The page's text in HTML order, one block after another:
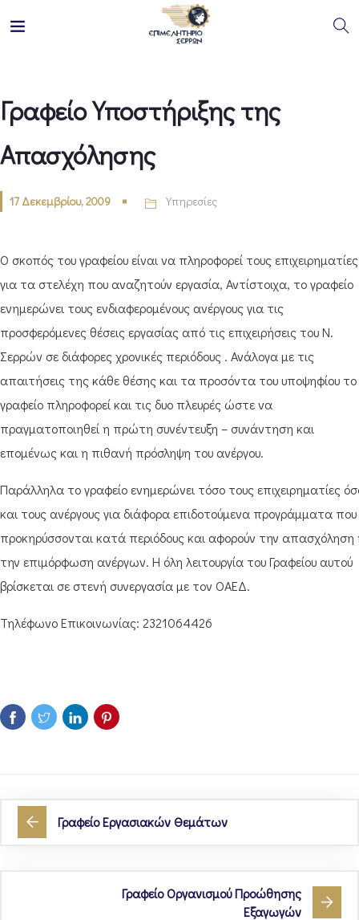
Γραφείο Υποστήριξης της
Απασχόλησης
17 Δεκεμβρίου, 2009 Υπηρεσίες
Ο σκοπός του γραφείου είναι να πληροφορεί τους επιχειρηματίες
για τα στελέχη που αναζητούν εργασία, Αντίστοιχα, το γραφείο
ενημερώνει τους ενδιαφερομένους ανέργους για τις
προσφερόμενες θέσεις εργασίας από τις επιχειρήσεις του Ν.
Σερρών σε διάφορες χρονικές περιόδους . Ανάλογα με τις
απαιτήσεις της κάθε θέσης και τα προσόντα του υποψηφίου το
γραφείο πληροφορεί και τις δυο πλευρές ώστε να
πραγματοποιηθεί η πρώτη συνέντευξη – συνάντηση και
επομένως και η πιθανή πρόσληψη του ανέργου.
Παράλληλα το γραφείο ενημερώνει τόσο τους επιχειρηματίες
και τους ανέργους για διάφορα επιδοτούμενα προγράμματα που
προκηρύσσονται κατά περιόδους και αφορούν την απασχόληση
την επιμόρφωση ανέργων. Η όλη λειτουργία του Γραφείου αυτού
βρίσκεται σε στενή συνεργασία με τον ΟΑΕΔ.
Τηλέφωνο Επικοινωνίας: 2321064426
Γραφείο Εργασιακών Θεμάτων
Γραφείο Οργανισμού Προώθησης
Εξαγωγών